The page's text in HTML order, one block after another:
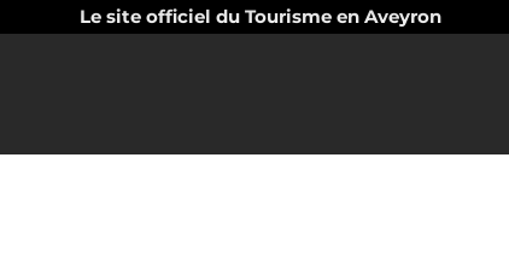
Le site officiel du Tourisme en Aveyron